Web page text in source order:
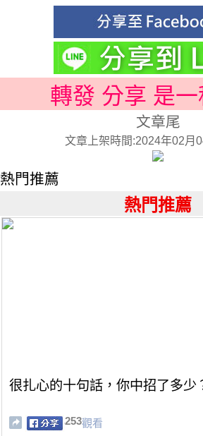
轉發 分享 是
文章尾
文章上架時間:2024年02月
熱門推薦
熱門推薦
很扎心的十句話，你中招了多少
253觀看